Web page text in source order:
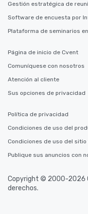
Gestión estratégica de
Software de encuesta por
Plataforma de seminarios
Página de inicio de Cvent
Comuníquese con nosotros
Atención al cliente
Sus opciones de privacidad
Política de privacidad
Condiciones de uso del
Condiciones de uso del sitio
Publique sus anuncios con
Copyright © 2000-2026
derechos.